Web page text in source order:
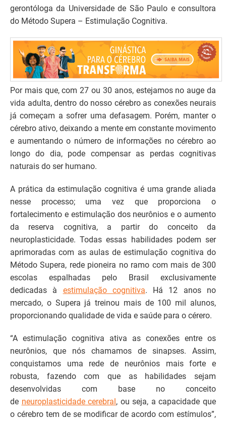
gerontóloga da Universidade de São Paulo e consultora
do Método Supera – Estimulação Cognitiva.
Por mais que, com 27 ou 30 anos, estejamos no auge da
vida adulta, dentro do nosso cérebro as conexões neurais
já começam a sofrer uma defasagem. Porém, manter o
cérebro ativo, deixando a mente em constante movimento
e aumentando o número de informações no cérebro ao
longo do dia, pode compensar as perdas cognitivas
naturais do ser humano.
A prática da estimulação cognitiva é uma grande aliada
nesse processo; uma vez que proporciona o
fortalecimento e estimulação dos neurônios e o aumento
da reserva cognitiva, a partir do conceito da
neuroplasticidade. Todas essas habilidades podem ser
aprimoradas com as aulas de estimulação cognitiva do
Método Supera, rede pioneira no ramo com mais de 300
escolas espalhadas pelo Brasil exclusivamente
dedicadas à estimulação cognitiva. Há 12 anos no
mercado, o Supera já treinou mais de 100 mil alunos,
proporcionando qualidade de vida e saúde para o cérero.
“A estimulação cognitiva ativa as conexões entre os
neurônios, que nós chamamos de sinapses. Assim,
conquistamos uma rede de neurônios mais forte e
robusta, fazendo com que as habilidades sejam
desenvolvidas com base no conceito
de neuroplasticidade cerebral, ou seja, a capacidade que
o cérebro tem de se modificar de acordo com estímulos”,